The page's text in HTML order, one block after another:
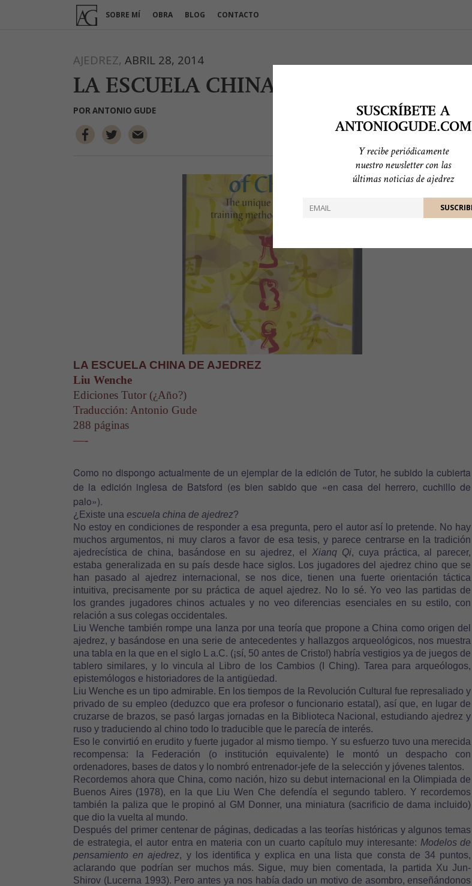
SUSCRÍBETE A
ANTONIOGUDE.COM
Y recibe periódicamente
nuestro newsletter con las
últimas noticias de ajedrez
SOBRE MÍ OBRA BLOG CONTACTO
AJEDREZ, ABRIL 28, 2014
LA ESCUELA CHINA DE AJEDREZ
PORANTONIO GUDE
LA ESCUELA CHINA DE AJEDREZ
Liu Wenche
Ediciones Tutor (¿Año?)
Traducción: Antonio Gude
288 páginas
—-
Como no dispongo actualmente de un ejemplar de la edición de Tutor, he subido la cubierta
de la edición inglesa de Batsford (es bien sabido que «en casa del herrero, cuchillo de
palo»).
¿Existe una escuela china de ajedrez?
No estoy en condiciones de responder a esa pregunta, pero el autor así lo pretende. No hay
muchos argumentos, ni muy claros a favor de esa tesis, y parece centrarse en la tradición
ajedrecística de china, basándose en su ajedrez, el Xianq Qi, cuya práctica, al parecer,
estaba generalizada en su país desde hace siglos. Los jugadores del ajedrez chino que se
han pasado al ajedrez internacional, se nos dice, tienen una fuerte orientación táctica
intuitiva, precisamente por su práctica de aquel ajedrez. No lo sé. Yo veo las partidas de
los grandes jugadores chinos actuales y no veo diferencias esenciales en su estilo, con
relación a sus colegas occidentales.
Liu Wenche también rompe una lanza por una teoría que propone a China como origen del
ajedrez, y basándose en una serie de antecedentes y hallazgos arqueológicos, nos muestra
una tabla en la que en el siglo L a.C. (¡sí, 50 antes de Cristo!) habría vestigios ya de juegos de
tablero similares, y lo vincula al Libro de los Cambios (I Ching). Tarea para arqueólogos,
epistemólogos e historiadores de la antigüedad.
Liu Wenche es un tipo admirable. En los tiempos de la Revolución Cultural fue represaliado y
privado de su empleo (deduzco que era profesor o funcionario estatal), así que, en lugar de
cruzarse de brazos, se pasó largas jornadas en la Biblioteca Nacional, estudiando ajedrez y
ruso y traduciendo al chino todo lo traducible que le parecía de interés.
Eso le convirtió en erudito y fuerte jugador al mismo tiempo. Y su esfuerzo tuvo una merecida
recompensa: la Federación (o institución equivalente) le montó un despacho con
ordenadores, bases de datos y lo nombró entrenador-jefe de la selección y jóvenes talentos.
Recordemos ahora que China, como nación, hizo su debut internacional en la Olimpiada de
Buenos Aires (1978), en la que Liu Wen Che defendía el segundo tablero. Y recordemos
también la paliza que le propinó al GM Donner, una miniatura (sacrificio de dama incluido)
que dio la vuelta al mundo.
Después del primer centenar de páginas, dedicadas a las teorías históricas y algunos temas
de estrategia, el autor entra en materia con un cuarto capítulo muy interesante: Modelos de
pensamiento en ajedrez, y los identifica y explica en una lista que consta de 34 puntos,
aclarando que podrían ser muchos más. Sigue, muy bien comentada, la partida Xu Jun-
Shirov (Lucerna 1993). Pero antes ya nos había dado un motivo de asombro, enseñándonos